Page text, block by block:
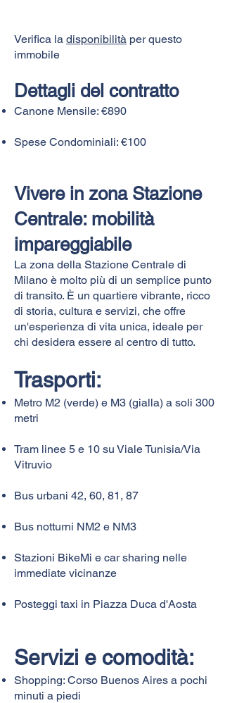
Verifica la disponibilità per questo
immobile
Dettagli del contratto
Canone Mensile: €890
Spese Condominiali: €100
Vivere in zona Stazione
Centrale: mobilità
impareggiabile
La zona della Stazione Centrale di
Milano è molto più di un semplice punto
di transito. È un quartiere vibrante, ricco
di storia, cultura e servizi, che offre
un'esperienza di vita unica, ideale per
chi desidera essere al centro di tutto.​
Trasporti:​
Metro M2 (verde) e M3 (gialla) a soli 300
metri
Tram linee 5 e 10 su Viale Tunisia/Via
Vitruvio
Bus urbani 42, 60, 81, 87
Bus notturni NM2 e NM3
Stazioni BikeMi e car sharing nelle
immediate vicinanze
Posteggi taxi in Piazza Duca d'Aosta​
Servizi e comodità:
Shopping: Corso Buenos Aires a pochi
minuti a piedi